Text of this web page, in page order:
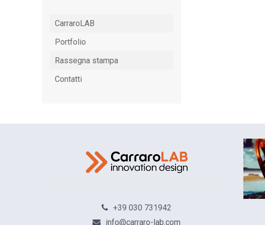
CarraroLAB
Portfolio
Rassegna stampa
Contatti
+39 030 731942
info@carraro-lab.com
Odissea, il racconto dell’Occidente
20 Luglio 2026